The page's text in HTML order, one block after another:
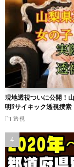
現地透視ついに公開！
明⁉︎サイキック透視捜
透視